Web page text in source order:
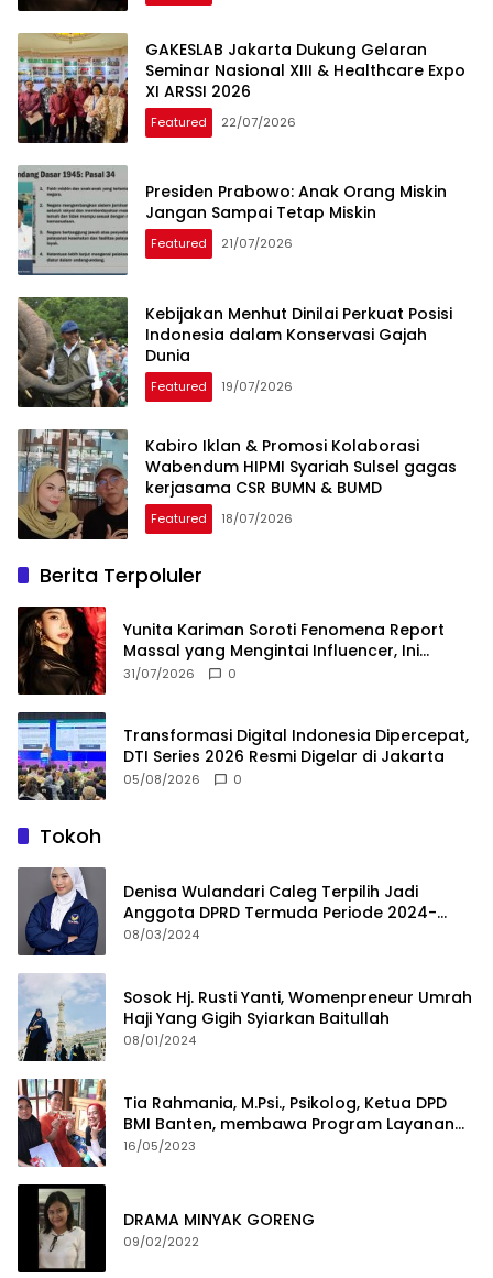
GAKESLAB Jakarta Dukung Gelaran
Seminar Nasional XIII & Healthcare Expo
XI ARSSI 2026
Featured 22/07/2026
Presiden Prabowo: Anak Orang Miskin
Jangan Sampai Tetap Miskin
Featured 21/07/2026
Kebijakan Menhut Dinilai Perkuat Posisi
Indonesia dalam Konservasi Gajah
Dunia
Featured 19/07/2026
Kabiro Iklan & Promosi Kolaborasi
Wabendum HIPMI Syariah Sulsel gagas
kerjasama CSR BUMN & BUMD
Featured 18/07/2026
Berita Terpoluler
Yunita Kariman Soroti Fenomena Report
Massal yang Mengintai Influencer, Ini
Langkah Proteksi Akun yang Perlu Diketahui
31/07/2026 0
Transformasi Digital Indonesia Dipercepat,
DTI Series 2026 Resmi Digelar di Jakarta
05/08/2026 0
Tokoh
Denisa Wulandari Caleg Terpilih Jadi
Anggota DPRD Termuda Periode 2024-
2029
08/03/2024
Sosok Hj. Rusti Yanti, Womenpreneur Umrah
Haji Yang Gigih Syiarkan Baitullah
08/01/2024
Tia Rahmania, M.Psi., Psikolog, Ketua DPD
BMI Banten, membawa Program Layanan
Pembuatan Dokumen Kependudukan
16/05/2023
DRAMA MINYAK GORENG
09/02/2022